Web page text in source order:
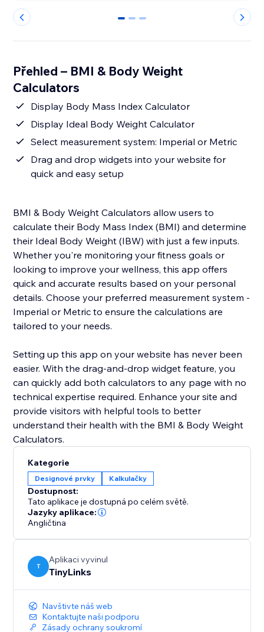
0 1 2
Přehled – BMI & Body Weight
Calculators
Display Body Mass Index Calculator
Display Ideal Body Weight Calculator
Select measurement system: Imperial or Metric
Drag and drop widgets into your website for
quick and easy setup
BMI & Body Weight Calculators allow users to
calculate their Body Mass Index (BMI) and determine
their Ideal Body Weight (IBW) with just a few inputs.
Whether you're monitoring your fitness goals or
looking to improve your wellness, this app offers
quick and accurate results based on your personal
details. Choose your preferred measurement system -
Imperial or Metric to ensure the calculations are
tailored to your needs.
Setting up this app on your website has never been
easier. With the drag-and-drop widget feature, you
can quickly add both calculators to any page with no
technical expertise required. Enhance your site and
provide visitors with helpful tools to better
understand their health with the BMI & Body Weight
Calculators.
Kategorie
Designové prvky Kalkulačky
Dostupnost:
Tato aplikace je dostupná po celém světě.
Jazyky aplikace:
Angličtina
T
Aplikaci vyvinul
TinyLinks
Navštivte náš web
Kontaktujte naši podporu
Zásady ochrany soukromí